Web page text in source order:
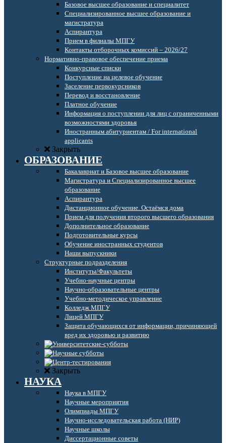
Базовое высшее образование и специалитет
Специализированное высшее образование и
магистратура
Аспирантура
Прием в филиалы МПГУ
Контакты отборочных комиссий – 2026/27
Нормативно-правовое обеспечение приема
Конкурсные списки
Поступление на целевое обучение
Заселение первокурсников
Перевод и восстановление
Платное обучение
Информация о поступлении для лиц с ограниченными
возможностями здоровья
Иностранным абитуриентам / For international
applicants
Закрыть
ОБРАЗОВАНИЕ
Бакалавриат и Базовое высшее образование
Магистратура и Специализированное высшее
образование
Аспирантура
Дистанционное обучение. Остаёмся дома
Прием для получения второго высшего образования
Дополнительное образование
Подготовительные курсы
Обучение иностранных студентов
Наши выпускники
Структурные подразделения
Институты/Факультеты
Учебно-научные центры
Научно-образовательные центры
Учебно-методическое управление
Колледж МПГУ
Лицей МПГУ
Защита обучающихся от информации, причиняющей
вред их здоровью и развитию
Закрыть
НАУКА
Наука в МПГУ
Научные мероприятия
Олимпиады МПГУ
Научно-исследовательская работа (НИР)
Научные школы
Диссертационные советы